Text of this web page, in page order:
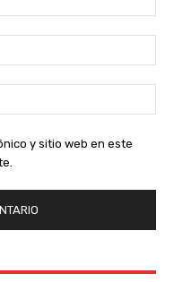
y sitio web en este